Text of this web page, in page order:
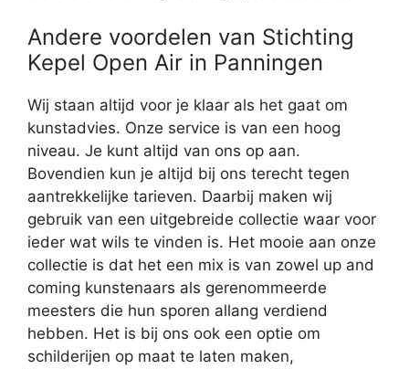
Andere voordelen van Stichting
Kepel Open Air in Panningen
Wij staan altijd voor je klaar als het gaat om
kunstadvies. Onze service is van een hoog
niveau. Je kunt altijd van ons op aan.
Bovendien kun je altijd bij ons terecht tegen
aantrekkelijke tarieven. Daarbij maken wij
gebruik van een uitgebreide collectie waar voor
ieder wat wils te vinden is. Het mooie aan onze
collectie is dat het een mix is van zowel up and
coming kunstenaars als gerenommeerde
meesters die hun sporen allang verdiend
hebben. Het is bij ons ook een optie om
schilderijen op maat te laten maken,